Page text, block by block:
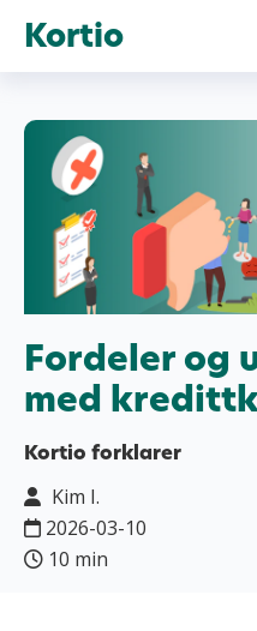
Kortio
Fordeler og
med
Kortio forklarer
Kim I.
2026-03-10
10 min